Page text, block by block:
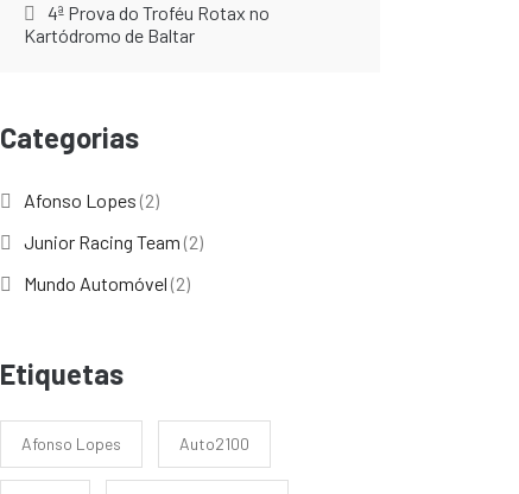
4ª Prova do Troféu Rotax no
Kartódromo de Baltar
Categorias
Afonso Lopes (2)
Junior Racing Team (2)
Mundo Automóvel (2)
Etiquetas
Afonso Lopes Auto2100